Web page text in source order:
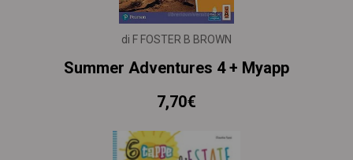
di F FOSTER B BROWN
Summer Adventures 4 + Myapp
7,70€